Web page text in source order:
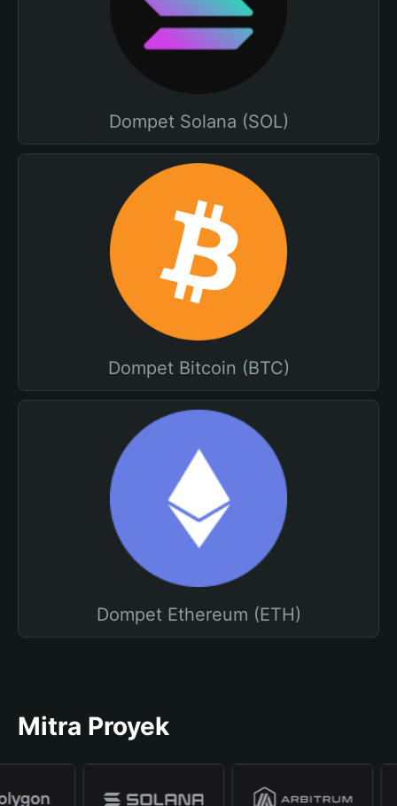
Dompet Solana (SOL)
Dompet Bitcoin (BTC)
Dompet Ethereum (ETH)
Mitra Proyek